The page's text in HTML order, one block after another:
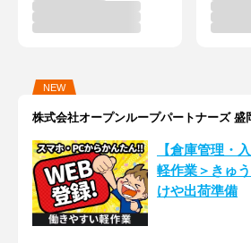
NEW
株式会社オープンループパートナーズ 盛
【倉庫管理・
軽作業＞きゅ
けや出荷準備